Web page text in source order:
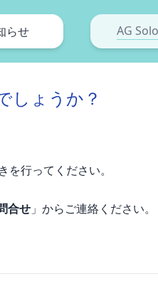
らせ AG
しょうか？
行ってください。
合せ 」からご連絡ください。